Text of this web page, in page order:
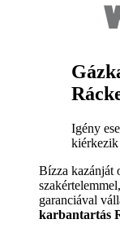
Igény
Bízza kazánját
garanciával
karbantartás